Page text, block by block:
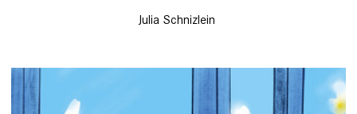
Julia Schnizlein